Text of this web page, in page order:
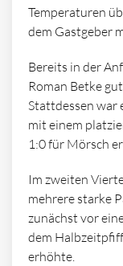
Temperaturen
dem Gastgeber
Bereits in der
Roman Betke
Stattdessen war
mit einem
1:0 für Mörsch
Im zweiten
mehrere starke
zunächst vor
dem
erhöhte.